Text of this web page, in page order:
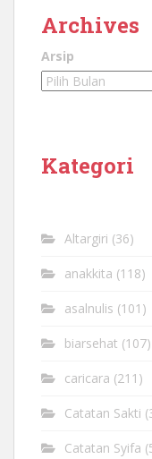
Archives
Arsip
Kategori
Altargiri (36)
anakkita (118)
asalnulis (101)
biarsehat (107)
caricara (211)
Catatan Sakti
Catatan Syifa